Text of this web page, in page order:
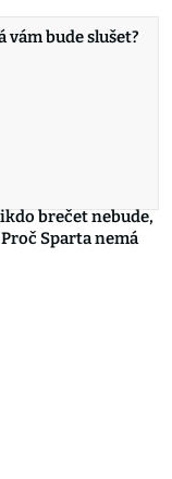
vám bude slušet?
brečet nebude,
Sparta nemá